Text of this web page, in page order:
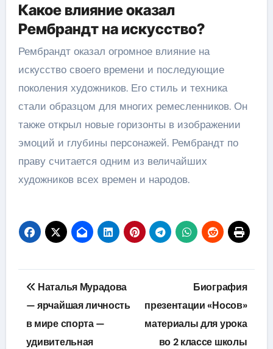
Какое влияние оказал
Рембрандт на искусство?
Рембрандт оказал огромное влияние на
искусство своего времени и последующие
поколения художников. Его стиль и техника
стали образцом для многих ремесленников. Он
также открыл новые горизонты в изображении
эмоций и глубины персонажей. Рембрандт по
праву считается одним из величайших
художников всех времен и народов.
Навигация
по
записям
Наталья Мурадова
— ярчайшая личность
в мире спорта —
удивительная
Биография
презентации «Носов»
материалы для урока
во 2 классе школы